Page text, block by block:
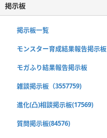
掲示板
掲示板一覧
モンスター育成結果報告掲示板
モガふり結果報告掲示板
雑談掲示板（3557759)
進化(凸)相談掲示板(17569)
質問掲示板(84576)